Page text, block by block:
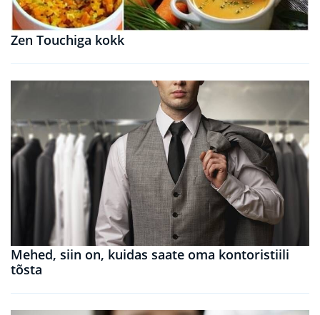
Zen Touchiga kokk
Mehed, siin on, kuidas saate oma kontoristiili
tõsta